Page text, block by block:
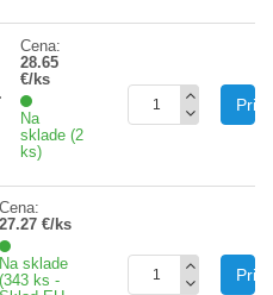
Cena:
28.65
€/ks
Na
sklade (2
ks)
Cena:
27.27 €/ks
Na sklade
(343 ks -